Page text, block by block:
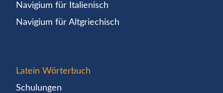
Navigium für Italienisch
Navigium für Altgriechisch
Latein Wörterbuch
Schulungen